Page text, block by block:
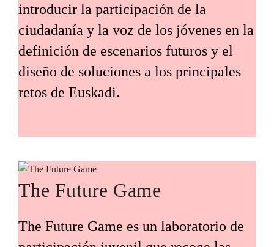
introducir la participación de la
ciudadanía y la voz de los jóvenes en la
definición de escenarios futuros y el
diseño de soluciones a los principales
retos de Euskadi.
The Future Game
The Future Game es un laboratorio de